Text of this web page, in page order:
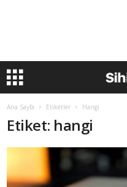
Ana Sayfa Etiketler Hangi
Etiket: hangi